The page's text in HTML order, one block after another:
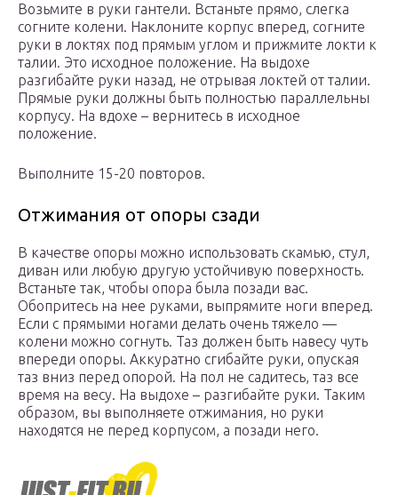
Возьмите в руки гантели. Встаньте прямо, слегка
согните колени. Наклоните корпус вперед, согните
руки в локтях под прямым углом и прижмите локти к
талии. Это исходное положение. На выдохе
разгибайте руки назад, не отрывая локтей от талии.
Прямые руки должны быть полностью параллельны
корпусу. На вдохе – вернитесь в исходное
положение.
Выполните 15-20 повторов.
Отжимания от опоры сзади
В качестве опоры можно использовать скамью, стул,
диван или любую другую устойчивую поверхность.
Встаньте так, чтобы опора была позади вас.
Обопритесь на нее руками, выпрямите ноги вперед.
Если с прямыми ногами делать очень тяжело —
колени можно согнуть. Таз должен быть навесу чуть
впереди опоры. Аккуратно сгибайте руки, опуская
таз вниз перед опорой. На пол не садитесь, таз все
время на весу. На выдохе – разгибайте руки. Таким
образом, вы выполняете отжимания, но руки
находятся не перед корпусом, а позади него.